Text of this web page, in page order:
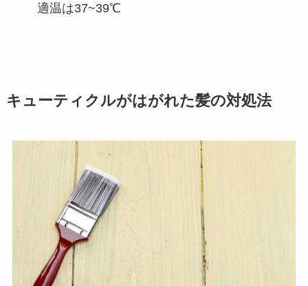
適温は37~39℃
キューティクルがはがれた髪の対処法